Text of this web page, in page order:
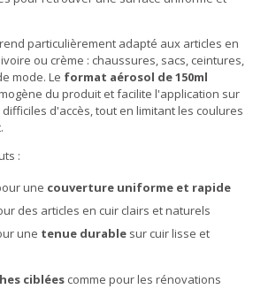
particulièrement adapté aux articles en
ou crème : chaussures, sacs, ceintures,
mode. Le format aérosol de 150ml
du produit et facilite l'application sur
d'accès, tout en limitant les coulures
:
une couverture uniforme et rapide
des articles en cuir clairs et naturels
une tenue durable sur cuir lisse et
ciblées comme pour les rénovations